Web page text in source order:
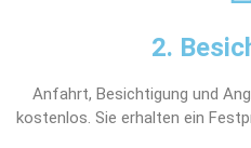
2.
Anfahrt, Besichtigung und
kostenlos. Sie erhalten ein